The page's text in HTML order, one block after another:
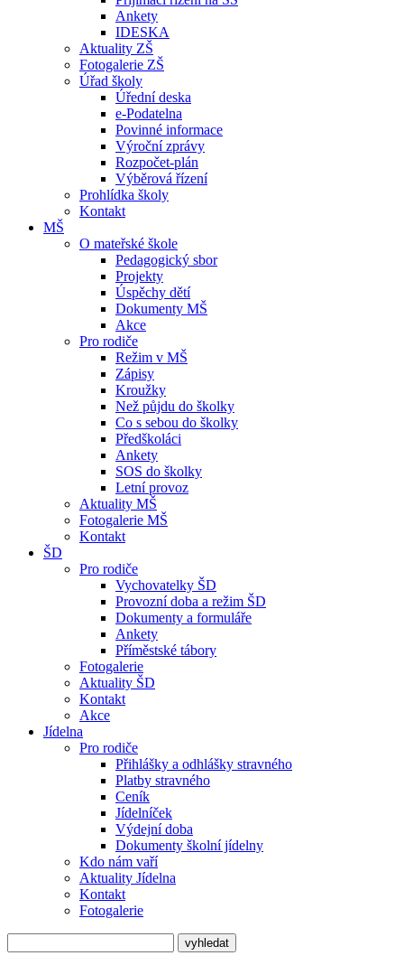
Ankety
IDESKA
Aktuality ZŠ
Fotogalerie ZŠ
Úřad školy
Úřední deska
e-Podatelna
Povinné informace
Výroční zprávy
Rozpočet-plán
Výběrová řízení
Prohlídka školy
Kontakt
MŠ
O mateřské škole
Pedagogický sbor
Projekty
Úspěchy dětí
Dokumenty MŠ
Akce
Pro rodiče
Režim v MŠ
Zápisy
Kroužky
Než půjdu do školky
Co s sebou do školky
Předškoláci
Ankety
SOS do školky
Letní provoz
Aktuality MŠ
Fotogalerie MŠ
Kontakt
ŠD
Pro rodiče
Vychovatelky ŠD
Provozní doba a režim ŠD
Dokumenty a formuláře
Ankety
Příměstské tábory
Fotogalerie
Aktuality ŠD
Kontakt
Akce
Jídelna
Pro rodiče
Přihlášky a odhlášky stravného
Platby stravného
Ceník
Jídelníček
Výdejní doba
Dokumenty školní jídelny
Kdo nám vaří
Aktuality Jídelna
Kontakt
Fotogalerie